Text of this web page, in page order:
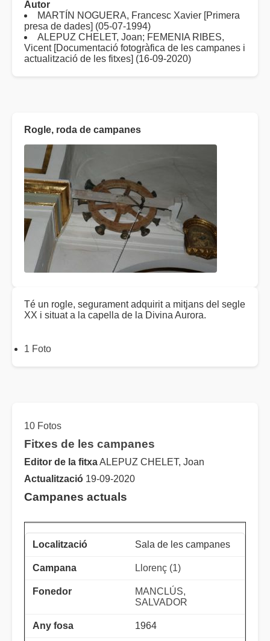
Autor
MARTÍN NOGUERA, Francesc Xavier [Primera
presa de dades] (05-07-1994)
ALEPUZ CHELET, Joan; FEMENIA RIBES,
Vicent [Documentació fotogràfica de les campanes i
actualització de les fitxes] (16-09-2020)
Rogle, roda de campanes
Té un rogle, segurament adquirit a mitjans del segle
XX i situat a la capella de la Divina Aurora.
1 Foto
10 Fotos
Fitxes de les campanes
Editor de la fitxaALEPUZ CHELET, Joan
Actualització 19-09-2020
Campanes actuals
Sala de les campanes
Llorenç (1)
MANCLÚS,
SALVADOR
1964